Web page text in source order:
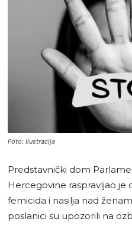
Foto: Ilustracija
Predstavnički dom
Hercegovine raspravljao
femicida i nasilja nad
poslanici su upozorili na